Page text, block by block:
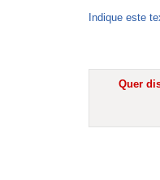
Indique este
Quer